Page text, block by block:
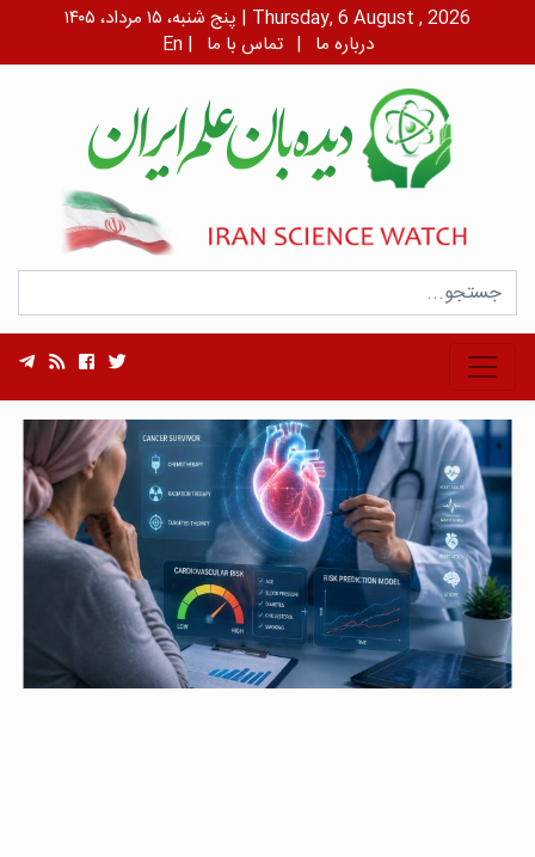
پنج شنبه، ۱۵ مرداد، ۱۴۰۵ | Thursday, 6 August , 2026
En | درباره ما | تماس با ما